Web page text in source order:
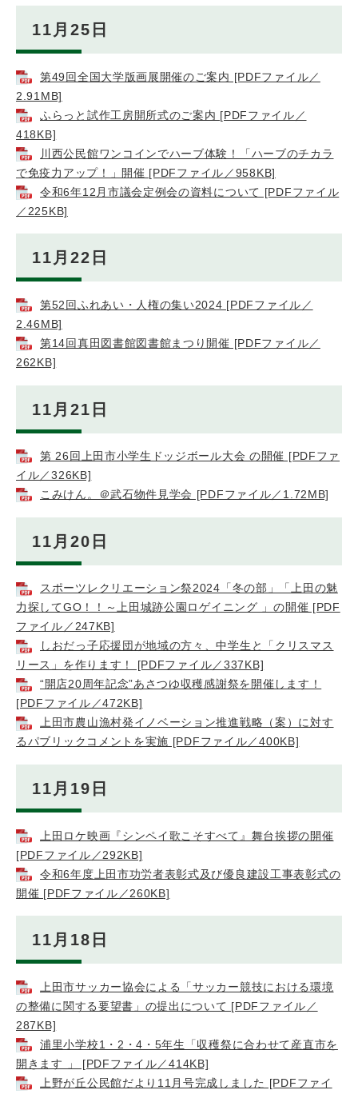
11月25日
第49回全国大学版画展開催のご案内 [PDFファイル／
2.91MB]
ふらっと試作工房開所式のご案内 [PDFファイル／
418KB]
川西公民館ワンコインでハーブ体験！「ハーブのチカラ
で免疫力アップ！」開催 [PDFファイル／958KB]
令和6年12月市議会定例会の資料について [PDFファイル
／225KB]
11月22日
第52回ふれあい・人権の集い2024 [PDFファイル／
2.46MB]
第14回真田図書館図書館まつり開催 [PDFファイル／
262KB]
11月21日
第 26回上田市小学生ドッジボール大会 の開催 [PDFファ
イル／326KB]
こみけん。＠武石物件見学会 [PDFファイル／1.72MB]
11月20日
スポーツレクリエーション祭2024「冬の部」「上田の魅
力探してGO！！～上田城跡公園ロゲイニング 」の開催 [PDF
ファイル／247KB]
しおだっ子応援団が地域の方々、中学生と「クリスマス
リース」を作ります！ [PDFファイル／337KB]
“開店20周年記念”あさつゆ収穫感謝祭を開催します！
[PDFファイル／472KB]
上田市農山漁村発イノベーション推進戦略（案）に対す
るパブリックコメントを実施 [PDFファイル／400KB]
11月19日
上田ロケ映画『シンペイ歌こそすべて』舞台挨拶の開催
[PDFファイル／292KB]
令和6年度上田市功労者表彰式及び優良建設工事表彰式の
開催 [PDFファイル／260KB]
11月18日
上田市サッカー協会による「サッカー競技における環境
の整備に関する要望書」の提出について [PDFファイル／
287KB]
浦里小学校1・2・4・5年生「収穫祭に合わせて産直市を
開きます 」 [PDFファイル／414KB]
上野が丘公民館だより11月号完成しました [PDFファイ